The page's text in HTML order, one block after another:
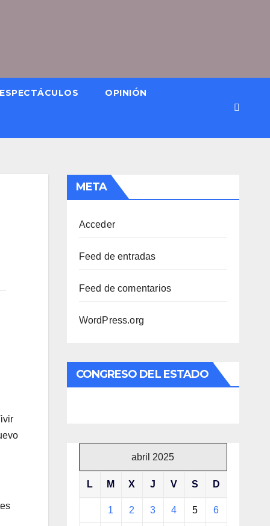
ESPECTÁCULOS OPINIÓN
META
Acceder
Feed de entradas
Feed de comentarios
WordPress.org
CONGRESO DEL ESTADO
abril 2025
L M X J V S D
1 2 3 4 5 6